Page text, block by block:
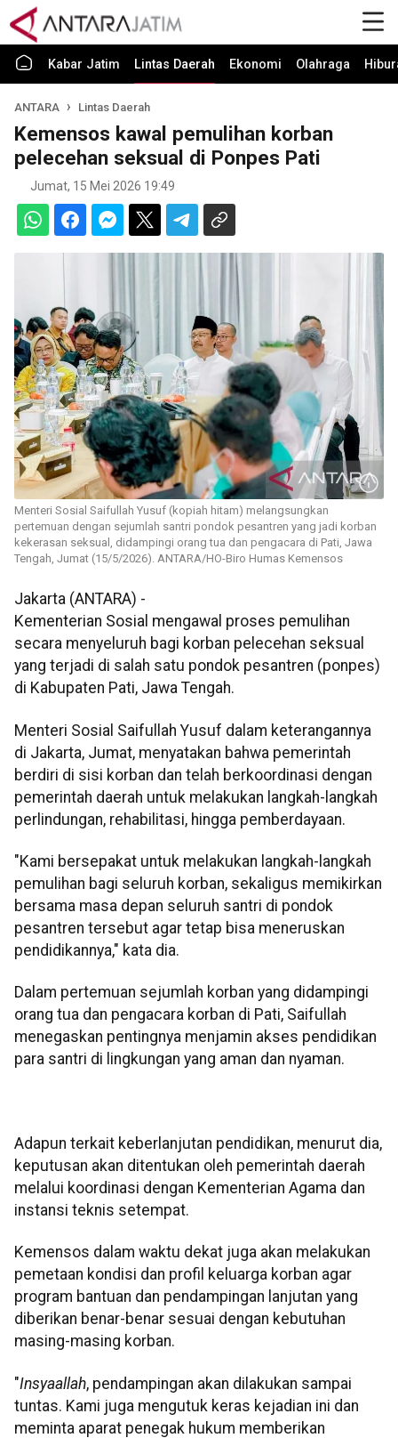
Kabar Jatim Lintas Daerah Ekonomi Olahraga
ANTARA Lintas Daerah
Kemensos kawal pemulihan korban
pelecehan seksual di Ponpes Pati
Jumat, 15 Mei 2026 19:49
Menteri Sosial Saifullah Yusuf (kopiah hitam) melangsungkan
pertemuan dengan sejumlah santri pondok pesantren yang jadi korban
kekerasan seksual, didampingi orang tua dan pengacara di Pati, Jawa
Tengah, Jumat (15/5/2026). ANTARA/HO-Biro Humas Kemensos
Jakarta (ANTARA) -
Kementerian Sosial mengawal proses pemulihan
secara menyeluruh bagi korban pelecehan seksual
yang terjadi di salah satu pondok pesantren (ponpes)
di Kabupaten Pati, Jawa Tengah.
Menteri Sosial Saifullah Yusuf dalam keterangannya
di Jakarta, Jumat, menyatakan bahwa pemerintah
berdiri di sisi korban dan telah berkoordinasi dengan
pemerintah daerah untuk melakukan langkah-langkah
perlindungan, rehabilitasi, hingga pemberdayaan.
"Kami bersepakat untuk melakukan langkah-langkah
pemulihan bagi seluruh korban, sekaligus memikirkan
bersama masa depan seluruh santri di pondok
pesantren tersebut agar tetap bisa meneruskan
pendidikannya," kata dia.
Dalam pertemuan sejumlah korban yang didampingi
orang tua dan pengacara korban di Pati, Saifullah
menegaskan pentingnya menjamin akses pendidikan
para santri di lingkungan yang aman dan nyaman.
Adapun terkait keberlanjutan pendidikan, menurut dia,
keputusan akan ditentukan oleh pemerintah daerah
melalui koordinasi dengan Kementerian Agama dan
instansi teknis setempat.
Kemensos dalam waktu dekat juga akan melakukan
pemetaan kondisi dan profil keluarga korban agar
program bantuan dan pendampingan lanjutan yang
diberikan benar-benar sesuai dengan kebutuhan
masing-masing korban.
"Insyaallah, pendampingan akan dilakukan sampai
tuntas. Kami juga mengutuk keras kejadian ini dan
meminta aparat penegak hukum memberikan